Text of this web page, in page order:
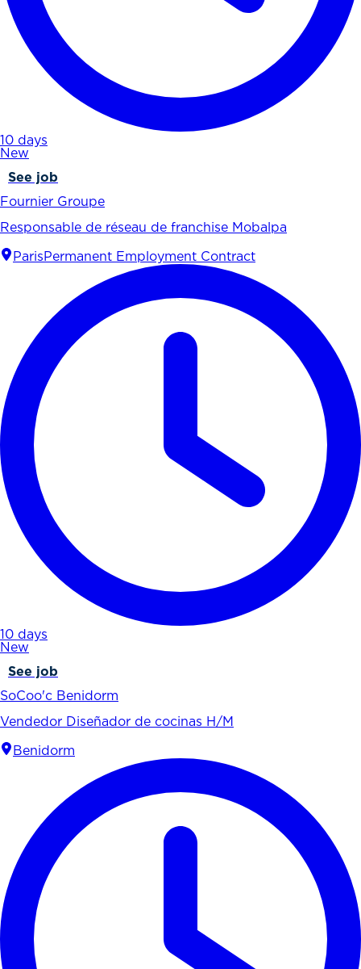
10 days
New
See job
Fournier Groupe
Responsable de réseau de franchise Mobalpa
Paris Permanent Employment Contract
10 days
New
See job
SoCoo'c Benidorm
Vendedor Diseñador de cocinas H/M
Benidorm